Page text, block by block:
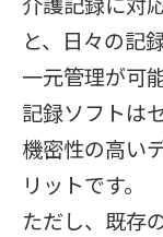
と、日々の記
一元管理が可
記録ソフトは
機密性の高い
リットです。
ただし、既存